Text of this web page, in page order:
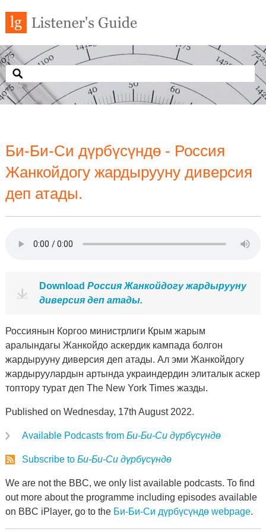
Би-Би-Си дүрбүсүндө - Россия
Жанкойдогу жардырууну диверсия
деп атады.
Download Россия Жанкойдогу жардырууну
диверсия деп атады.
Россиянын Коргоо министрлиги Крым жарым
аралындагы Жанкойдо аскердик кампада болгон
жардырууну диверсия деп атады. Ал эми Жанкойдогу
жардыруулардын артында украиндердин элиталык аскер
топтору турат деп The New York Times жазды.
Published on Wednesday, 17th August 2022.
Available Podcasts from Би-Би-Си дүрбүсүндө
Subscribe to Би-Би-Си дүрбүсүндө
We are not the BBC, we only list available podcasts. To find
out more about the programme including episodes available
on BBC iPlayer, go to the Би-Би-Си дүрбүсүндө webpage.